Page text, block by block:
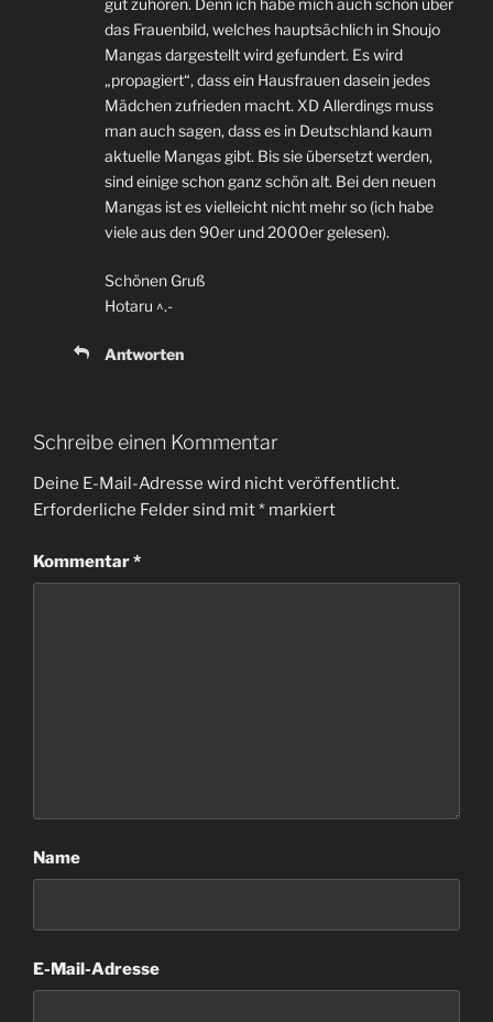
das Frauenbild, welches hauptsächlich in Shoujo
Mangas dargestellt wird gefundert. Es wird
„propagiert“, dass ein Hausfrauen dasein jedes
Mädchen zufrieden macht. XD Allerdings muss
man auch sagen, dass es in Deutschland kaum
aktuelle Mangas gibt. Bis sie übersetzt werden,
sind einige schon ganz schön alt. Bei den neuen
Mangas ist es vielleicht nicht mehr so (ich habe
viele aus den 90er und 2000er gelesen).
Schönen Gruß
Hotaru ^.-
Antworten
Schreibe einen Kommentar
Deine E-Mail-Adresse wird nicht veröffentlicht.
Erforderliche Felder sind mit* markiert
Kommentar*
Name
E-Mail-Adresse